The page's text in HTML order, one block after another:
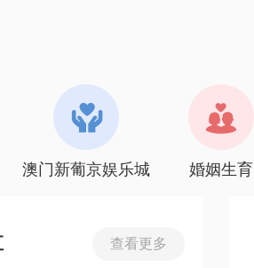
澳门新葡京娱乐城 婚姻生育
查看更多